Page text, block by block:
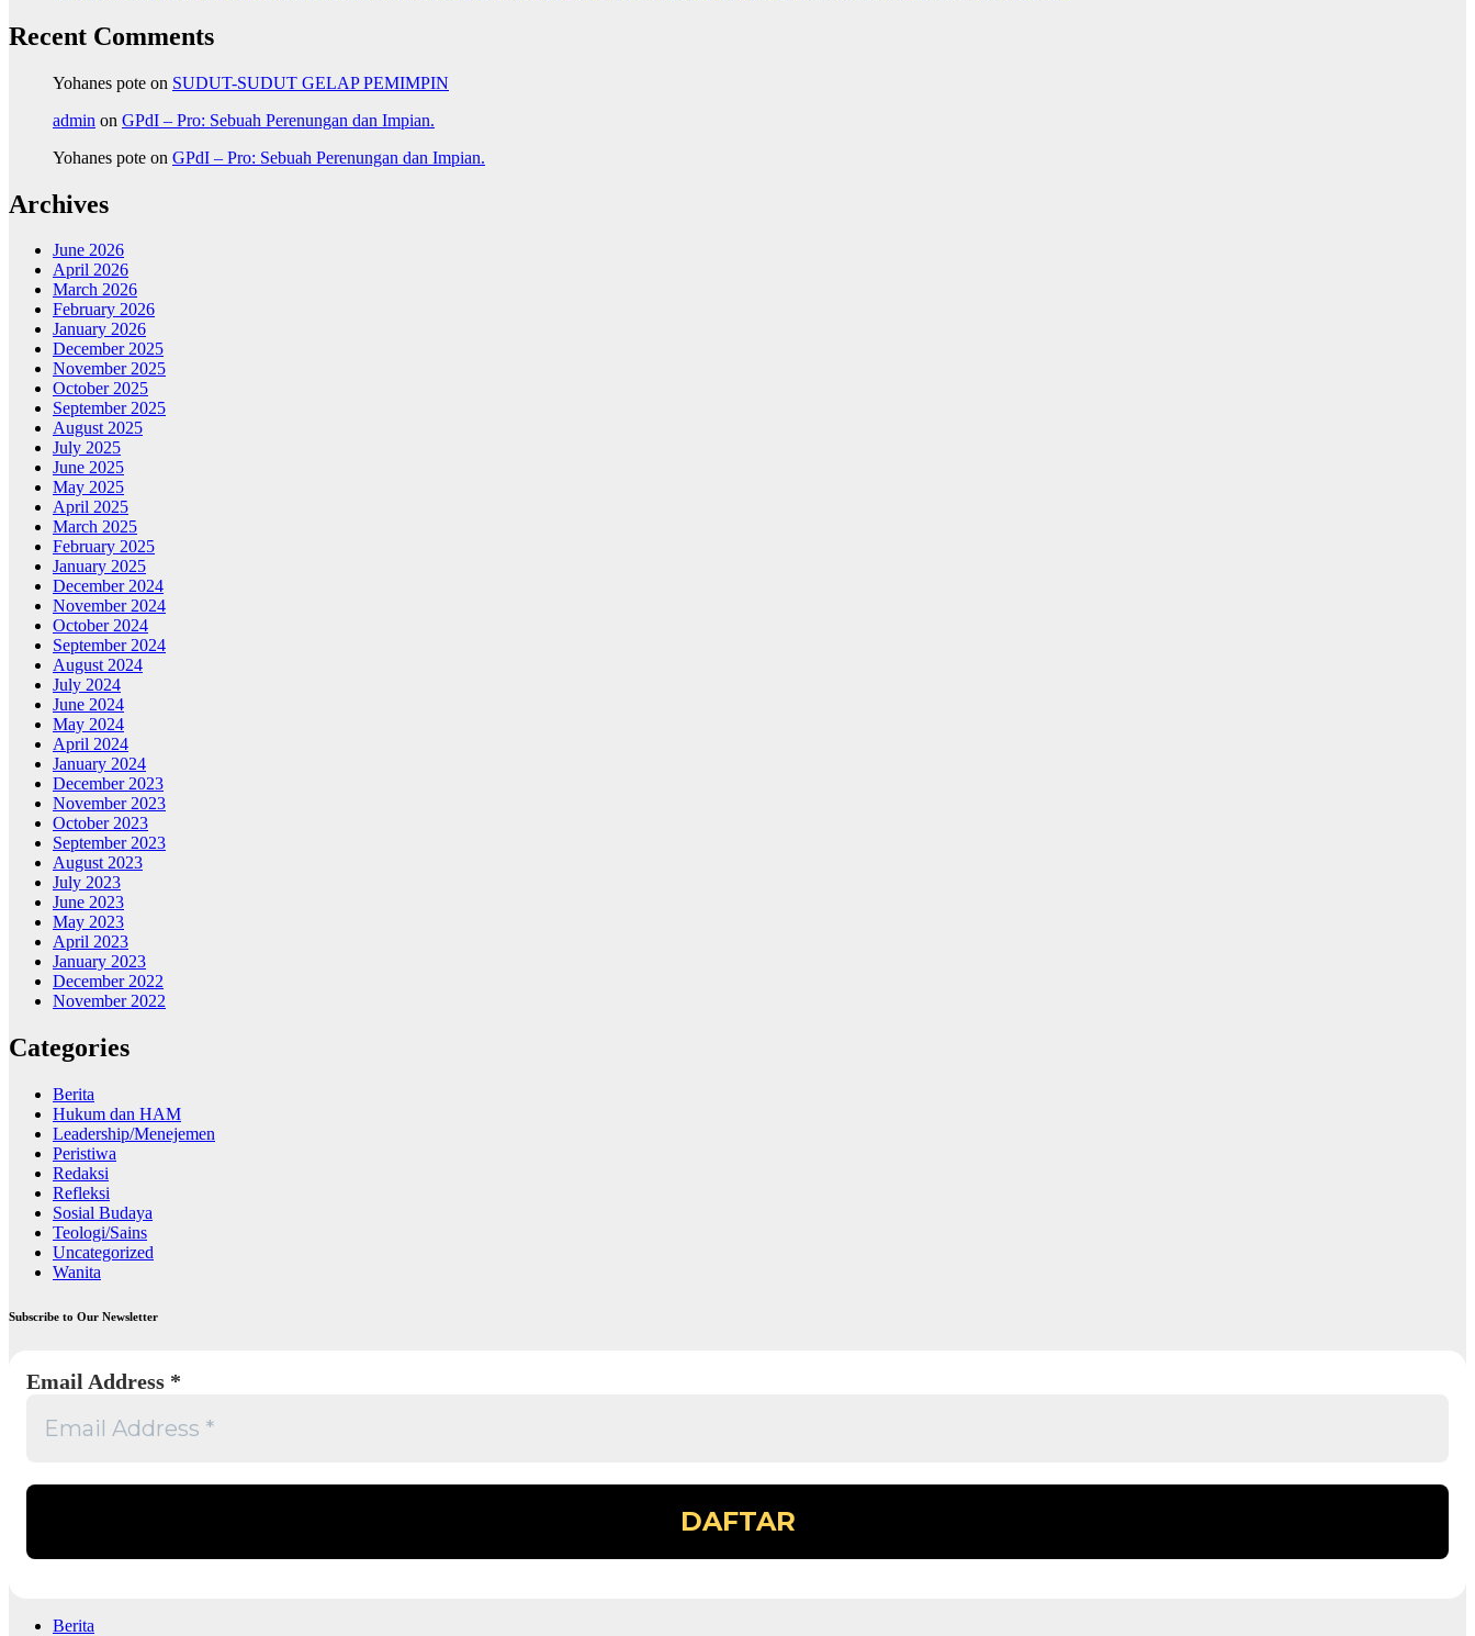
Recent Comments
Yohanes pote on SUDUT-SUDUT GELAP PEMIMPIN
admin on GPdI – Pro: Sebuah Perenungan dan Impian.
Yohanes pote on GPdI – Pro: Sebuah Perenungan dan Impian.
Archives
June 2026
April 2026
March 2026
February 2026
January 2026
December 2025
November 2025
October 2025
September 2025
August 2025
July 2025
June 2025
May 2025
April 2025
March 2025
February 2025
January 2025
December 2024
November 2024
October 2024
September 2024
August 2024
July 2024
June 2024
May 2024
April 2024
January 2024
December 2023
November 2023
October 2023
September 2023
August 2023
July 2023
June 2023
May 2023
April 2023
January 2023
December 2022
November 2022
Categories
Berita
Hukum dan HAM
Leadership/Menejemen
Peristiwa
Redaksi
Refleksi
Sosial Budaya
Teologi/Sains
Uncategorized
Wanita
Subscribe to Our Newsletter
Email Address *
Berita